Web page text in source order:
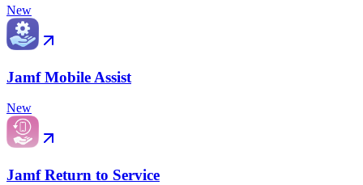
New
Jamf Mobile Assist
New
Jamf Return to Service